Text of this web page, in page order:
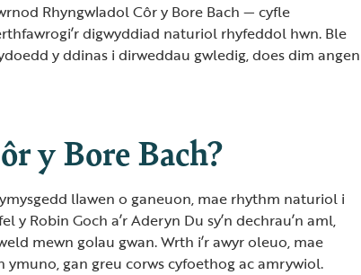
Rhyngwladol Côr y Bore Bach — cyfle
digwyddiad naturiol rhyfeddol hwn. Ble
y ddinas i dirweddau gwledig, does dim angen
y Bore Bach?
llawen o ganeuon, mae rhythm naturiol i
y Robin Goch a’r Aderyn Du sy’n dechrau’n aml,
mewn golau gwan. Wrth i’r awyr oleuo, mae
ymuno, gan greu corws cyfoethog ac amrywiol.